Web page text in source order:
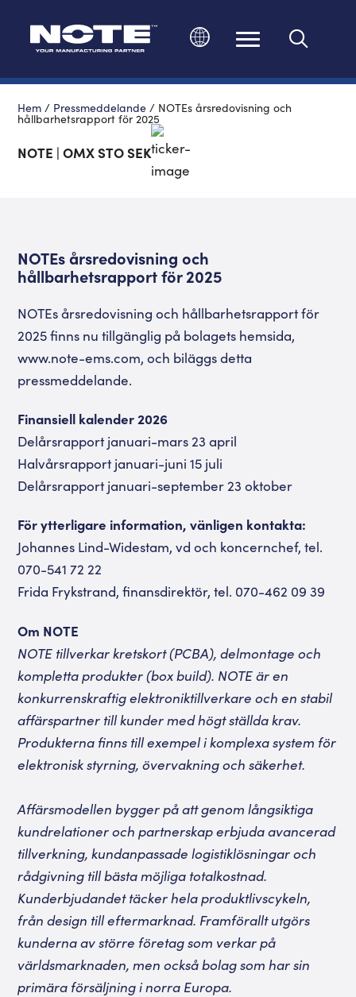
Hem / Pressmeddelande / NOTEs årsredovisning och
hållbarhetsrapport för 2025
NOTE | OMX STO SEK
NOTEs årsredovisning och
hållbarhetsrapport för 2025
NOTEs årsredovisning och hållbarhetsrapport för
2025 finns nu tillgänglig på bolagets hemsida,
www.note-ems.com, och biläggs detta
pressmeddelande.
Finansiell kalender 2026
Delårsrapport januari-mars 23 april
Halvårsrapport januari-juni 15 juli
Delårsrapport januari-september 23 oktober
För ytterligare information, vänligen kontakta:
Johannes Lind-Widestam, vd och koncernchef, tel.
070-541 72 22
Frida Frykstrand, finansdirektör, tel. 070-462 09 39
Om NOTE
NOTE tillverkar kretskort (PCBA), delmontage och
kompletta produkter (box build). NOTE är en
konkurrenskraftig elektroniktillverkare och en stabil
affärspartner till kunder med högt ställda krav.
Produkterna finns till exempel i komplexa system för
elektronisk styrning, övervakning och säkerhet.
Affärsmodellen bygger på att genom långsiktiga
kundrelationer och partnerskap erbjuda avancerad
tillverkning, kundanpassade logistiklösningar och
rådgivning till bästa möjliga totalkostnad.
Kunderbjudandet täcker hela produktlivscykeln,
från design till eftermarknad. Framförallt utgörs
kunderna av större företag som verkar på
världsmarknaden, men också bolag som har sin
primära försäljning i norra Europa.